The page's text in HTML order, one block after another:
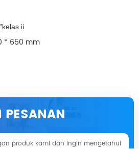
ii
* 650 mm
produk kami dan ingin mengetahui